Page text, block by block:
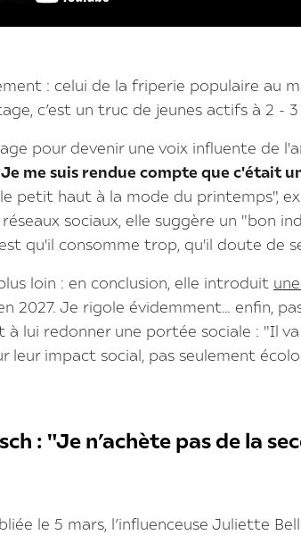
: celui de la friperie populaire au
c’est un truc de jeunes actifs à 2 -
pour devenir une voix influente de
me suis rendue compte que c'était
petit haut à la mode du printemps",
sociaux, elle suggère un "bon
qu'il consomme trop, qu'il doute de
loin : en conclusion, elle introduit
2027. Je rigole évidemment… enfin,
à lui redonner une portée sociale : "Il
leur impact social, pas seulement
: "Je n’achète pas de la
le 5 mars, l’influenceuse Juliette